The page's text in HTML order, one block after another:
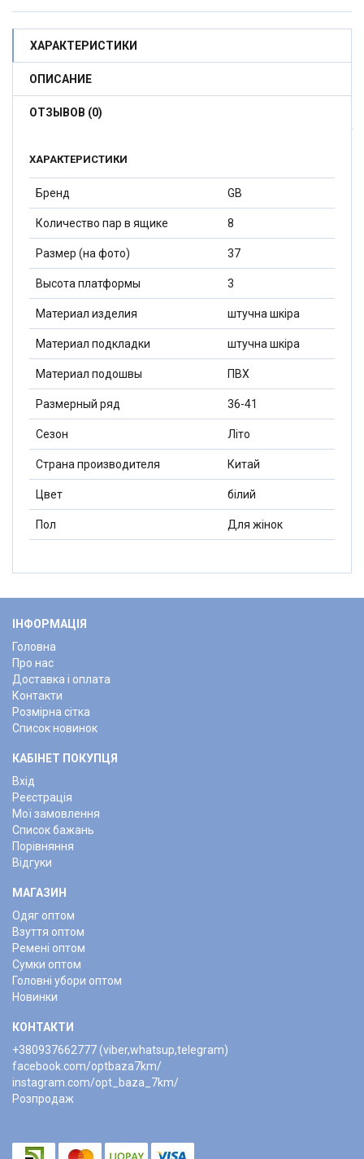
ХАРАКТЕРИСТИКИ
ОПИСАНИЕ
ОТЗЫВОВ (0)
ХАРАКТЕРИСТИКИ
Бренд GB
Количество пар в ящике 8
Размер (на фото) 37
Высота платформы 3
Материал изделия штучна шкіра
Материал подкладки штучна шкіра
Материал подошвы ПВХ
Размерный ряд 36-41
Сезон Літо
Страна производителя Китай
Цвет білий
Пол Для жінок
ІНФОРМАЦІЯ
Головна
Про нас
Доставка і оплата
Контакти
Розмірна сітка
Список новинок
КАБІНЕТ ПОКУПЦЯ
Вхід
Реєстрація
Мої замовлення
Список бажань
Порівняння
Відгуки
МАГАЗИН
Одяг оптом
Взуття оптом
Ремені оптом
Сумки оптом
Головні убори оптом
Новинки
КОНТАКТИ
+380937662777 (viber,whatsup,telegram)
facebook.com/optbaza7km/
instagram.com/opt_baza_7km/
Розпродаж